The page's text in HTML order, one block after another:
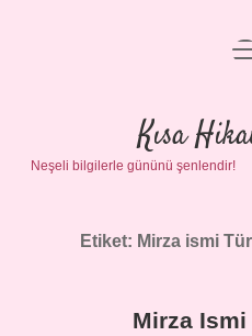
Gizlilik
Yasal
Kısa
Neşeli bilgilerle gününü şenlendir!
Etiket: Mirza ismi
Mirza